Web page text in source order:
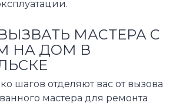
МАСТЕРА С
НА ДОМ В
шагов отделяют вас от вызова
мастера для ремонта